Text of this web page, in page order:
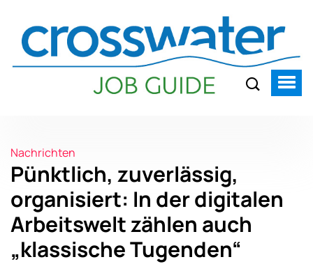
Nachrichten
Pünktlich, zuverlässig,
organisiert: In der digitalen
Arbeitswelt zählen auch
„klassische Tugenden“